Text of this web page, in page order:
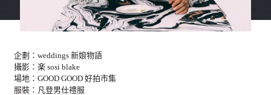
企劃：weddings 新娘物語
攝影：楽 sosi blake
場地：GOOD GOOD 好拍市集
服裝：凡登男仕禮服